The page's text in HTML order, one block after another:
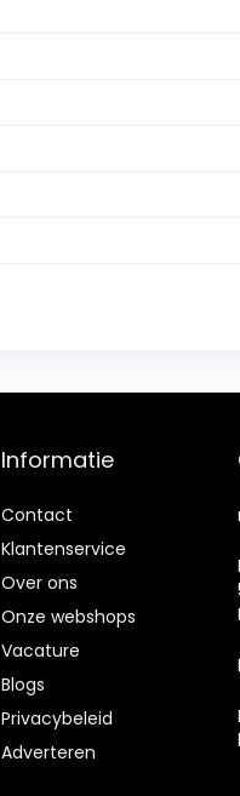
Informatie
Contact
Klantenservice
Over ons
Onze webshops
Vacature
Blogs
Privacybeleid
Adverteren